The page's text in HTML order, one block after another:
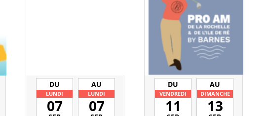
DU
LUNDI
07
AU
LUNDI
07
DU
VENDREDI
11
AU
DIMANCHE
13